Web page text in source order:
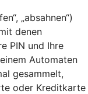
„absahnen“)
denen
PIN und Ihre
Automaten
gesammelt,
oder Kreditkarte